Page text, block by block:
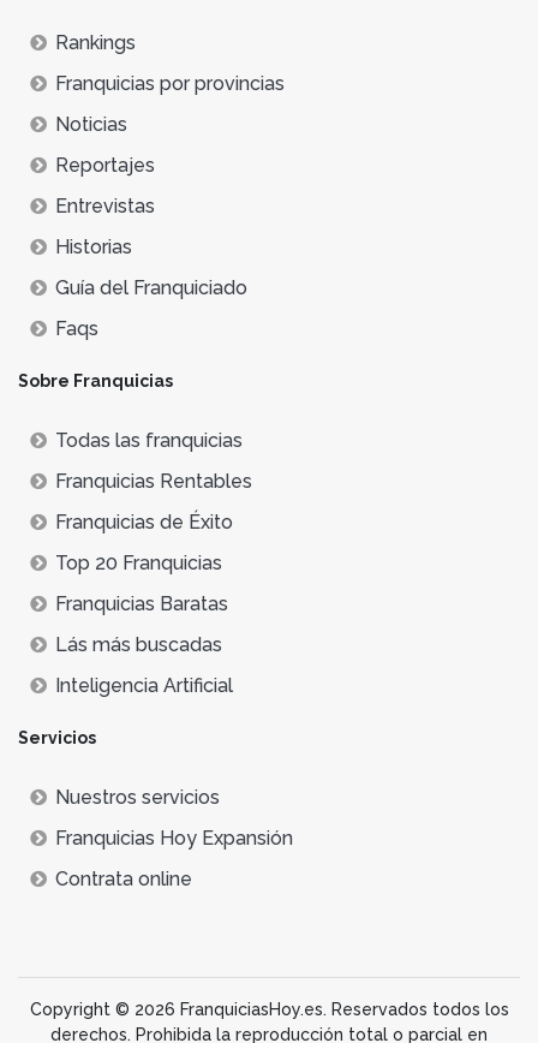
Rankings
Franquicias por provincias
Noticias
Reportajes
Entrevistas
Historias
Guía del Franquiciado
Faqs
Sobre Franquicias
Todas las franquicias
Franquicias Rentables
Franquicias de Éxito
Top 20 Franquicias
Franquicias Baratas
Lás más buscadas
Inteligencia Artificial
Servicios
Nuestros servicios
Franquicias Hoy Expansión
Contrata online
Copyright © 2026 FranquiciasHoy.es. Reservados todos los
derechos. Prohibida la reproducción total o parcial en